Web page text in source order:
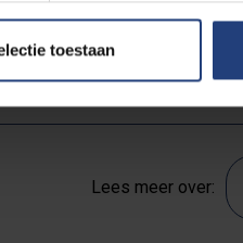
toestaan
Lees meer over: